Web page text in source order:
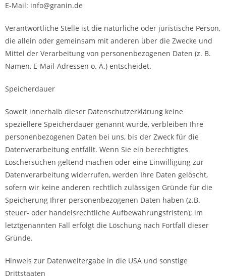
E-Mail: info@granin.de
Verantwortliche Stelle ist die natürliche oder juristische Person,
die allein oder gemeinsam mit anderen über die Zwecke und
Mittel der Verarbeitung von personenbezogenen Daten (z. B.
Namen, E-Mail-Adressen o. Ä.) entscheidet.
Speicherdauer
Soweit innerhalb dieser Datenschutzerklärung keine
speziellere Speicherdauer genannt wurde, verbleiben Ihre
personenbezogenen Daten bei uns, bis der Zweck für die
Datenverarbeitung entfällt. Wenn Sie ein berechtigtes
Löschersuchen geltend machen oder eine Einwilligung zur
Datenverarbeitung widerrufen, werden Ihre Daten gelöscht,
sofern wir keine anderen rechtlich zulässigen Gründe für die
Speicherung Ihrer personenbezogenen Daten haben (z.B.
steuer- oder handelsrechtliche Aufbewahrungsfristen); im
letztgenannten Fall erfolgt die Löschung nach Fortfall dieser
Gründe.
Hinweis zur Datenweitergabe in die USA und sonstige
Drittstaaten